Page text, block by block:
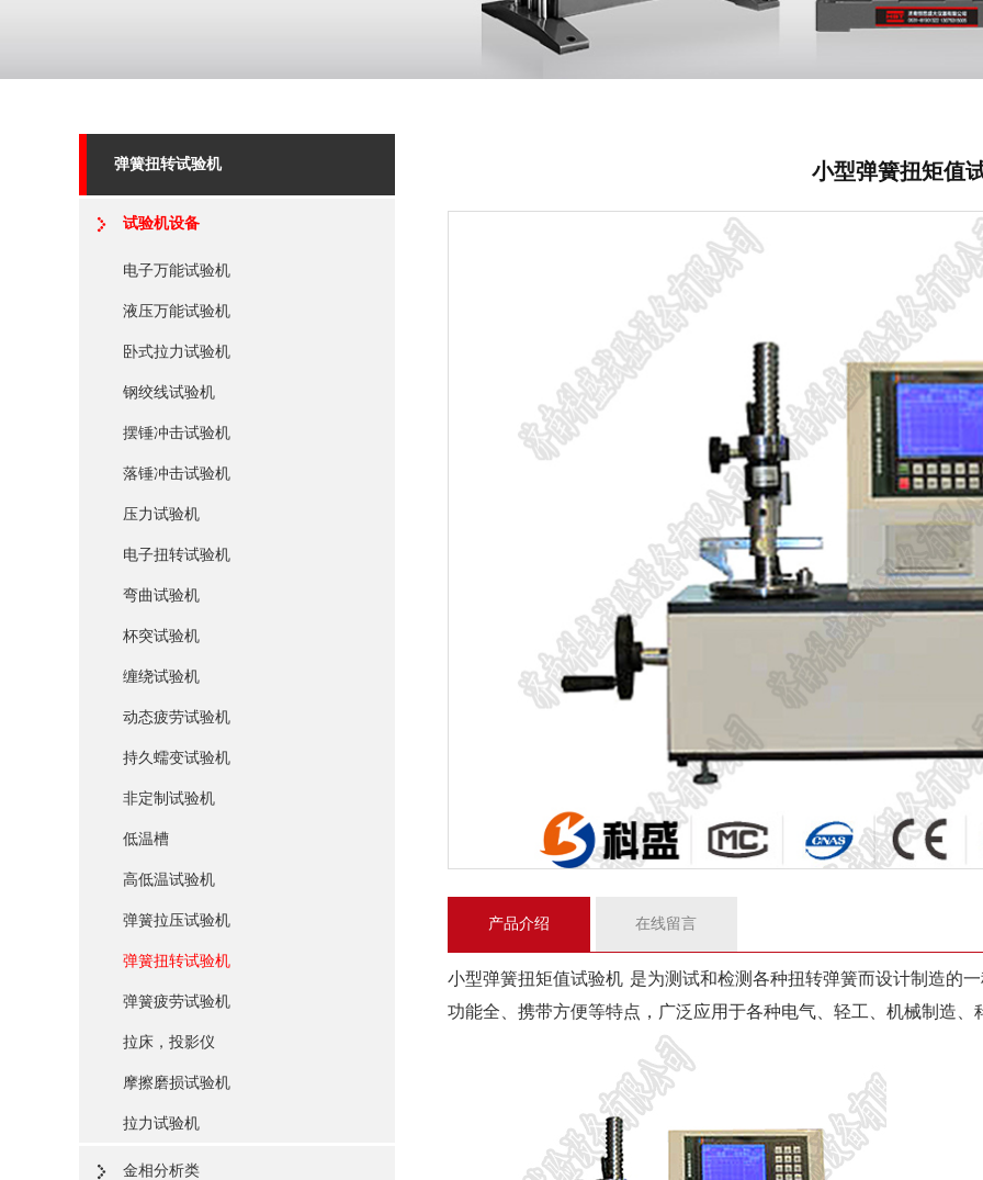
弹簧扭转试验机
试验机设备
电子万能试验机
液压万能试验机
卧式拉力试验机
钢绞线试验机
摆锤冲击试验机
落锤冲击试验机
压力试验机
电子扭转试验机
弯曲试验机
杯突试验机
缠绕试验机
动态疲劳试验机
持久蠕变试验机
非定制试验机
低温槽
高低温试验机
弹簧拉压试验机
弹簧扭转试验机
弹簧疲劳试验机
拉床，投影仪
摩擦磨损试验机
拉力试验机
金相分析类
小型弹簧扭矩值
产品介绍 在线留言
小型弹簧扭矩值试验机 是为测试和检测各种扭转弹簧而设计制造的
功能全、携带方便等特点，广泛应用于各种电气、轻工、机械制造、